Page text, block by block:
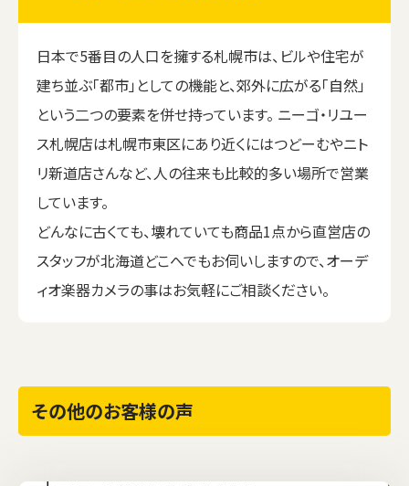
日本で5番目の人口を擁する札幌市は、ビルや住宅が
建ち並ぶ「都市」としての機能と、郊外に広がる「自然」
という二つの要素を併せ持っています。 ニーゴ・リユー
ス札幌店は札幌市東区にあり近くにはつどーむやニト
リ新道店さんなど、人の往来も比較的多い場所で営業
しています。
どんなに古くても、壊れていても商品1点から直営店の
スタッフが北海道どこへでもお伺いしますので、オーデ
ィオ楽器カメラの事はお気軽にご相談ください。
その他のお客様の声